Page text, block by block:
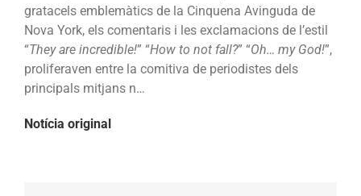
gratacels emblemàtics de la Cinquena Avinguda de
Nova York, els comentaris i les exclamacions de l’estil
“They are incredible!” “How to not fall?” “Oh… my God!”,
proliferaven entre la comitiva de periodistes dels
principals mitjans n…
Notícia original